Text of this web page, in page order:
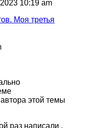
10:19 am
Моя третья
этой темы
раз написали ,